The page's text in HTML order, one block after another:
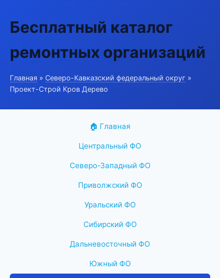
Бесплатный каталог
ремонтных организаций
Главная » Северо-Кавказский федеральный округ »
Проект-Строй Кров Дерево
🏠 Главная
Центральный ФО
Северо-Западный ФО
Приволжский ФО
Уральский ФО
Сибирский ФО
Дальневосточный ФО
Южный ФО